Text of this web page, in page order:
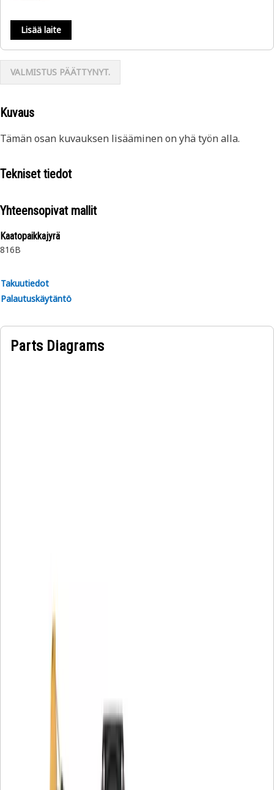
Lisää laite
VALMISTUS PÄÄTTYNYT.
Kuvaus
Tämän osan kuvauksen lisääminen on yhä työn alla.
Tekniset tiedot
Yhteensopivat mallit
Kaatopaikkajyrä
816B
Takuutiedot
Palautuskäytäntö
Parts Diagrams